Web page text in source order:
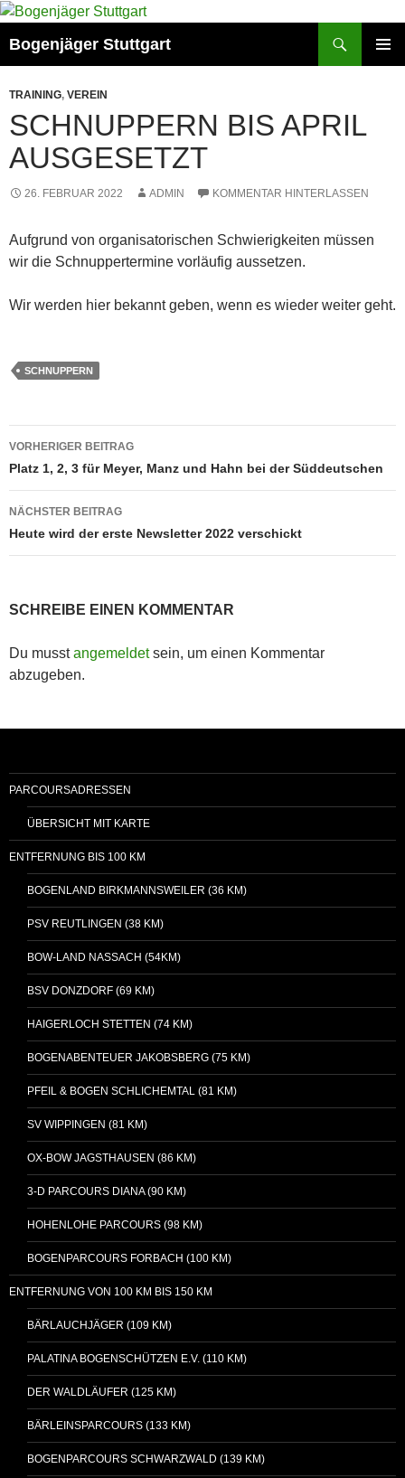
Zum
springen
Bogenjäger Stuttgart
TRAINING, VEREIN
SCHNUPPERN BIS APRIL
AUSGESETZT
26. FEBRUAR 2022 ADMIN KOMMENTAR HINTERLASSEN
Aufgrund von organisatorischen Schwierigkeiten müssen
wir die Schnuppertermine vorläufig aussetzen.
Wir werden hier bekannt geben, wenn es wieder weiter geht.
SCHNUPPERN
Beitragsnavigation
VORHERIGER BEITRAG
Platz 1, 2, 3 für Meyer, Manz und Hahn bei der Süddeutschen
NÄCHSTER BEITRAG
Heute wird der erste Newsletter 2022 verschickt
SCHREIBE EINEN KOMMENTAR
Du musstangemeldetsein, um einen Kommentar
abzugeben.
PARCOURSADRESSEN
ÜBERSICHT MIT KARTE
ENTFERNUNG BIS 100 KM
BOGENLAND BIRKMANNSWEILER (36 KM)
PSV REUTLINGEN (38 KM)
BOW-LAND NASSACH (54KM)
BSV DONZDORF (69 KM)
HAIGERLOCH STETTEN (74 KM)
BOGENABENTEUER JAKOBSBERG (75 KM)
PFEIL & BOGEN SCHLICHEMTAL (81 KM)
SV WIPPINGEN (81 KM)
OX-BOW JAGSTHAUSEN (86 KM)
3-D PARCOURS DIANA (90 KM)
HOHENLOHE PARCOURS (98 KM)
BOGENPARCOURS FORBACH (100 KM)
ENTFERNUNG VON 100 KM BIS 150 KM
BÄRLAUCHJÄGER (109 KM)
PALATINA BOGENSCHÜTZEN E.V. (110 KM)
DER WALDLÄUFER (125 KM)
BÄRLEINSPARCOURS (133 KM)
BOGENPARCOURS SCHWARZWALD (139 KM)